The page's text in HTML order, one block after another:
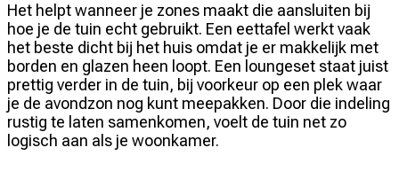
Het helpt wanneer je zones maakt die aansluiten bij
hoe je de tuin echt gebruikt. Een eettafel werkt vaak
het beste dicht bij het huis omdat je er makkelijk met
borden en glazen heen loopt. Een loungeset staat juist
prettig verder in de tuin, bij voorkeur op een plek waar
je de avondzon nog kunt meepakken. Door die indeling
rustig te laten samenkomen, voelt de tuin net zo
logisch aan als je woonkamer.